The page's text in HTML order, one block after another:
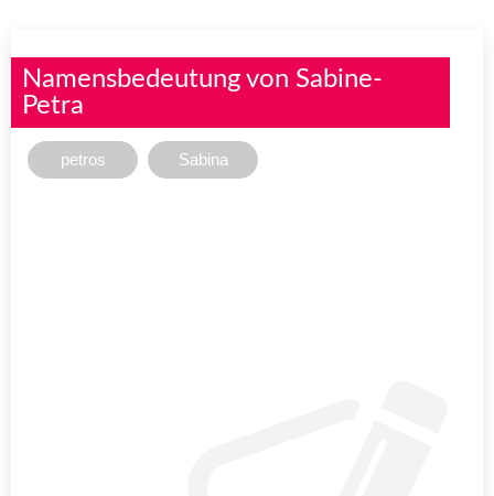
Namensbedeutung von Sabine-
Petra
petros Sabina